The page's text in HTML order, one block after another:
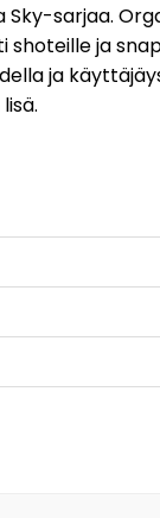
sarjaa.
ja
ja